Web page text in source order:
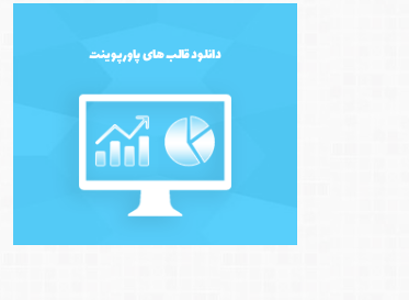
دانلود قالب های پاورپوینت